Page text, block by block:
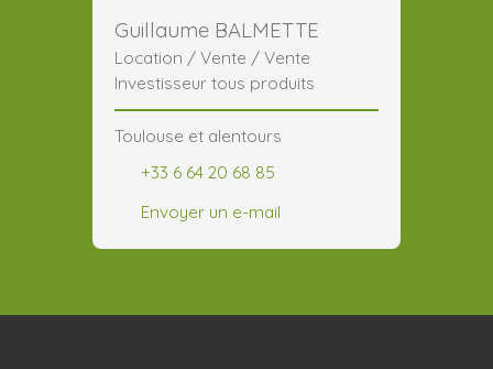
Guillaume BALMETTE
Location / Vente / Vente
Investisseur tous produits
Toulouse et alentours
+33 6 64 20 68 85
Envoyer un e-mail